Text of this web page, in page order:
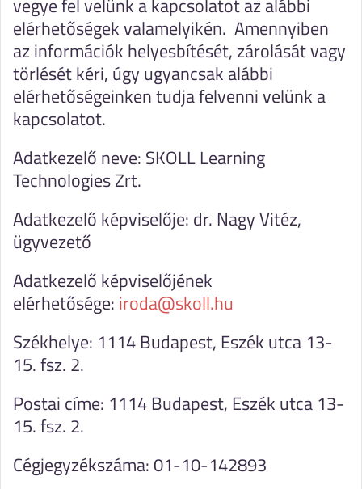
vegye fel velünk a kapcsolatot az alábbi
elérhetőségek valamelyikén. Amennyiben
az információk helyesbítését, zárolását vagy
törlését kéri, úgy ugyancsak alábbi
elérhetőségeinken tudja felvenni velünk a
kapcsolatot.
Adatkezelő neve: SKOLL Learning
Technologies Zrt.
Adatkezelő képviselője: dr. Nagy Vitéz,
ügyvezető
Adatkezelő képviselőjének
elérhetősége: iroda@skoll.hu
Székhelye: 1114 Budapest, Eszék utca 13-
15. fsz. 2.
Postai címe: 1114 Budapest, Eszék utca 13-
15. fsz. 2.
Cégjegyzékszáma: 01-10-142893